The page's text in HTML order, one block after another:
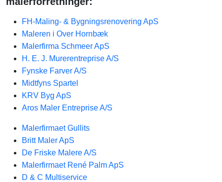
FH-Maling- & Bygningsrenovering ApS
Maleren i Over Hornbæk
Malerfirma Schmeer ApS
H. E. J. Murerentreprise A/S
Fynske Farver A/S
Midtfyns Spartel
KRV Byg ApS
Aros Maler Entreprise A/S
Malerfirmaet Gullits
Britt Maler ApS
De Friske Malere A/S
Malerfirmaet René Palm ApS
D & C Multiservice